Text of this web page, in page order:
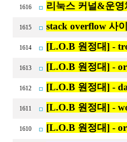
1616 리눅스 커널&운영
1615 stack overflow 사
1614 [L.O.B 원정대] -
1613 [L.O.B 원정대] -
1612 [L.O.B 원정대] -
1611 [L.O.B 원정대] -
1610 [L.O.B 원정대] -